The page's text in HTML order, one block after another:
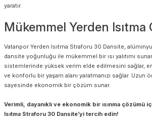
yaratır.
Mükemmel Yerden Isıtma
Vatanpor Yerden Isıtma Straforu 30 Dansite,
dansite yoğunluğu ile mükemmel bir ısı yalıtımı
sistemlerinde yüksek verim elde edilmesini sağlar,
ve konforlu bir yaşam alanı yaratmanızı sağlar. Uzun
sayesinde ekonomik bir çözüm sunar.
Verimli, dayanıklı ve ekonomik bir ısınma çözümü
Isıtma Straforu 30 Dansite’yi tercih edin!